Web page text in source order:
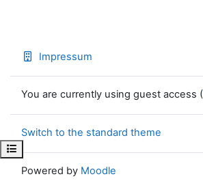
Open course index
Impressum
You are currently using guest access (
Switch to the standard theme
Powered by Moodle